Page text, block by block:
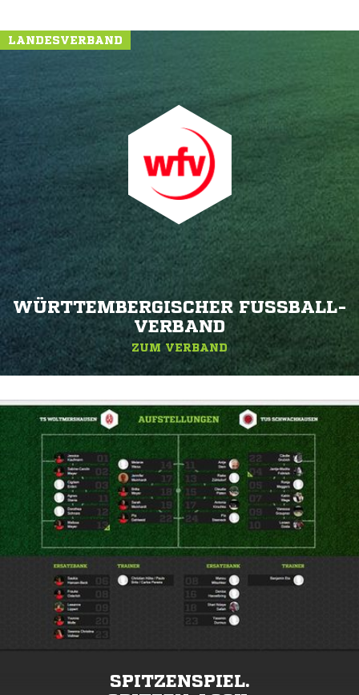
LANDESVERBAND
WÜRTTEMBERGISCHER FUSSBALL-V
ERBAND
ZUM VERBAND
SPITZENSPIEL.